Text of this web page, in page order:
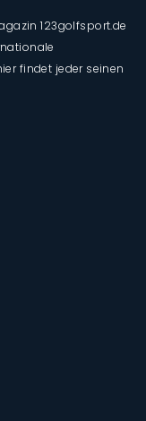
123golfsport.de
findet jeder seinen